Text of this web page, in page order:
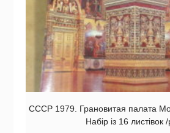
СССР 1979. Грановитая палата
Набір із 16 листівок